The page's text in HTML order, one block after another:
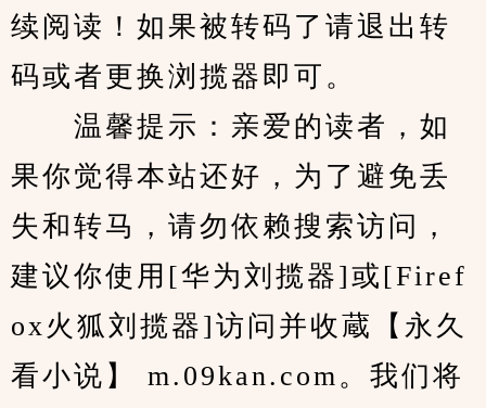
续阅读！如果被转码了请退出转
码或者更换浏揽器即可。
温馨提示：亲爱的读者，如
果你觉得本站还好，为了避免丢
失和转马，请勿依赖搜索访问，
建议你使用[华为刘揽器]或[Firef
ox火狐刘揽器]访问并收蔵【永久
看小说】 m.09kan.com。我们将